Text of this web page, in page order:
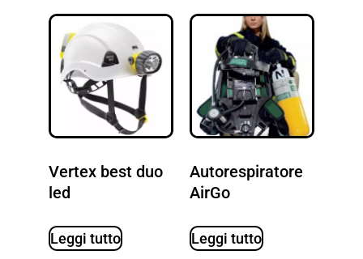
Vertex best duo
led
Leggi tutto
Autorespiratore
AirGo
Leggi tutto